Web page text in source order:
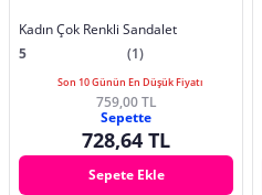
Kadın Çok Renkli Sandalet
5
(1)
Son 10 Günün En Düşük Fiyatı
759,00 TL
Sepette
728,64 TL
Sepete Ekle